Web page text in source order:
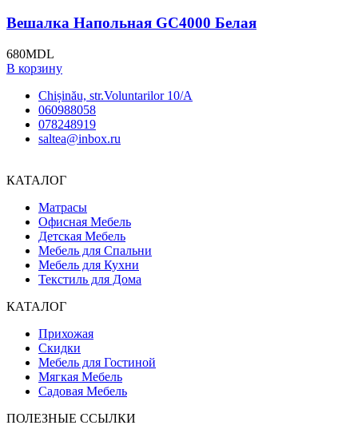
Вешалка Напольная GC4000 Белая
680MDL
В корзину
Chișinău, str.Voluntarilor 10/A
060988058
078248919
saltea@inbox.ru
КАТАЛОГ
Матрасы
Офисная Мебель
Детская Мебель
Мебель для Спальни
Мебель для Кухни
Текстиль для Дома
КАТАЛОГ
Прихожая
Скидки
Мебель для Гостиной
Мягкая Мебель
Садовая Мебель
ПОЛЕЗНЫЕ ССЫЛКИ